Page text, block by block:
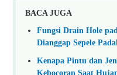
BACA JUGA
Fungsi Drain Hole
Dianggap Sepele
Kenapa Pintu dan
Kebocoran Saat